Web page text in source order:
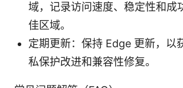
域，记录访问速度、稳定性和成
佳区域。
定期更新：保持 Edge 更新，以
私保护改进和兼容性修复。